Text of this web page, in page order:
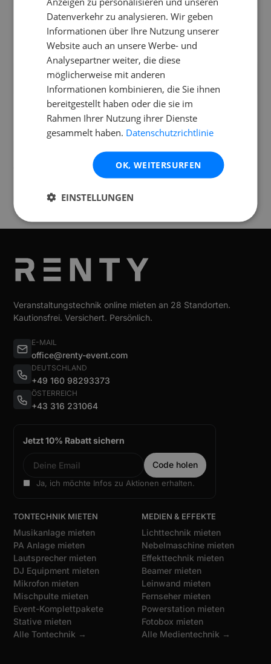
Funktioniert der Antari B-200 Bubble
Machine DMX draußen?
Ist der Antari B-200 Bubble Machine DMX
indoor und outdoor einsetzbar?
Verfügbar an folgendenStandorten
Veranstaltungstechnik online mieten an 28 Standorten.
Kautionsfrei. Versichert. Persönlich.
E-MAIL
office@renty-event.com
DEUTSCHLAND
+49 160 98293373
ÖSTERREICH
+43 316 231064
Jetzt 10% Rabatt sichern
Ja, ich möchte Infos zu Aktionen erhalten.
TONTECHNIK MIETEN
Musikanlage mieten
PA Anlage mieten
Lautsprecher mieten
DJ Equipment mieten
Mikrofon mieten
Mischpulte mieten
Event-Komplettpakete
Stative mieten
Alle Tontechnik →
MEDIEN & EFFEKTE
Lichttechnik mieten
Nebelmaschine mieten
Effekttechnik mieten
Beamer mieten
Leinwand mieten
Fernseher mieten
Powerstation mieten
Fotobox mieten
Alle Medientechnik →
Datenverkehr zu analysieren. Wir geben
Informationen über Ihre Nutzung unserer
Website auch an unsere Werbe- und
Analysepartner weiter, die diese
möglicherweise mit anderen
Informationen kombinieren, die Sie ihnen
bereitgestellt haben oder die sie im
Rahmen Ihrer Nutzung ihrer Dienste
gesammelt haben. Datenschutzrichtlinie
OK, WEITERSURFEN
EINSTELLUNGEN